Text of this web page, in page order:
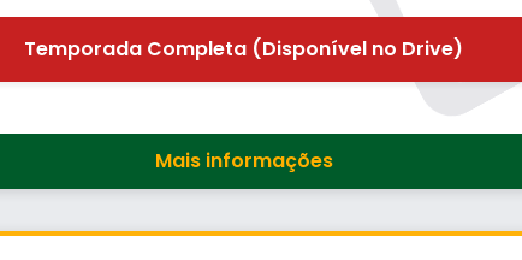
Temporada Completa (Disponível no Drive)
Mais informações